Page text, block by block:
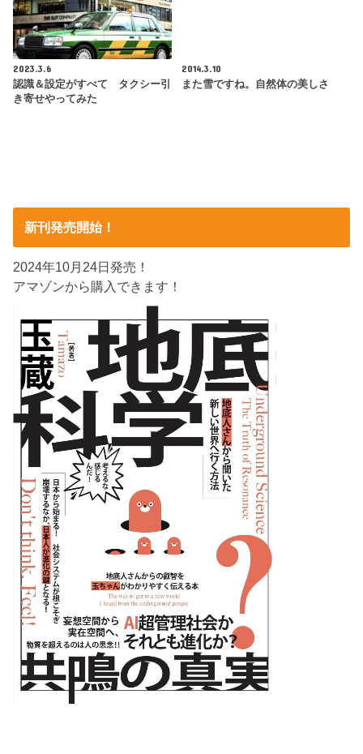
2023.3.6
認識＆設定がすべて タクシー引
き寄せやってみた
2014.3.10
また雪ですね。自然体の美しさ
新刊発売開始！
2024年10月24日発売！
アマゾンから購入できます！